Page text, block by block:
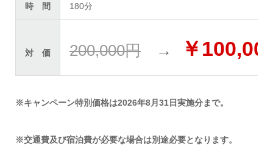
時 間 180分
対 価 200,000円 → ￥
※キャンペーン特別価格は2026年8月31日実施分まで。
※交通費及び宿泊費が必要な場合は別途必要となります。